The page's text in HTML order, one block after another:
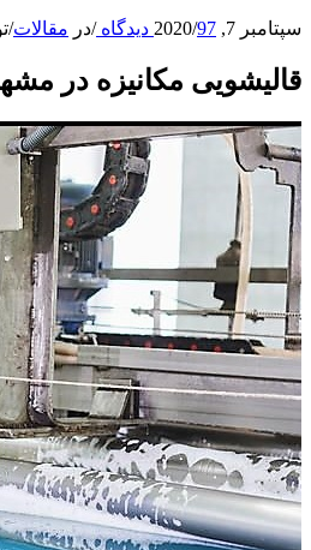
سپتامبر 7, 2020 /97 دیدگاه /در مقالات/
قالیشویی مکانیزه در